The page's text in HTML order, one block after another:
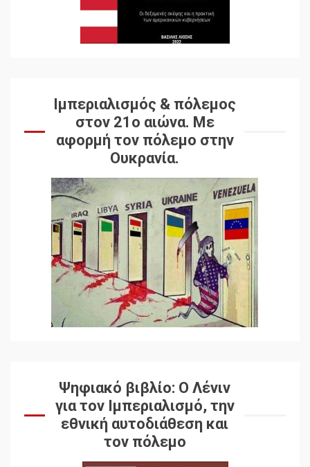
Ιμπεριαλισμός & πόλεμος
στον 21ο αιώνα. Mε
αφορμή τον πόλεμο στην
Ουκρανία.
Ψηφιακό βιβλίο: Ο Λένιν
για τον Ιμπεριαλισμό, την
εθνική αυτοδιάθεση και
τον πόλεμο